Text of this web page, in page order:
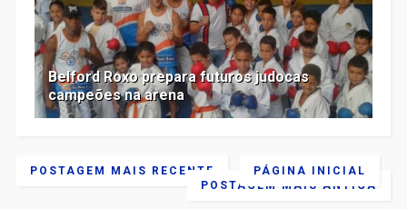
Belford Roxo prepara futuros judocas
campeões na arena
POSTAGEM MAIS RECENTE
POSTAGEM MAIS ANTIGA
PÁGINA INICIAL